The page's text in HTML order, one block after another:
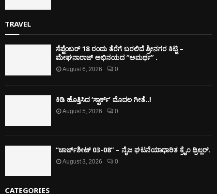
TRAVEL
ಸೆಪ್ಟೆಂಬರ್ 18 ರಂದು ತೆರೆಗೆ ಬರಲಿದೆ ಶ್ರೀನಗರ ಕಿಟ್ಟಿ –
ಮೇಘನಾರಾಜ್ ಅಭಿನಯದ “ಅಮರ್ಥ” .
August 6, 2026 0
ಕಿಡಿ‌‌ ಹೊತ್ತಿಸಿದ ‘ಸ್ಪಾರ್ಕ್’ ಮೊದಲ‌ ಗೀತೆ..!
August 5, 2026 0
“ಚಾರ್ಜ್‌ಶೀಟ್ 03-08” – ನೈಜ ಘಟನೆಯಾಧಾರಿತ ಕ್ರೈಂ ಥ್ರಿಲ್ಲರ್.
August 3, 2026 0
CATEGORIES